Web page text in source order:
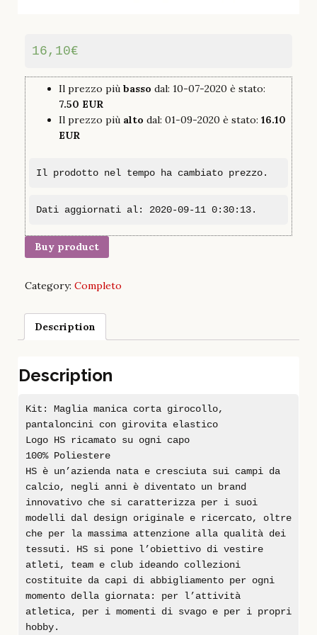
16,10€
Il prezzo più basso dal: 10-07-2020 è stato:
7.50 EUR
Il prezzo più alto dal: 01-09-2020 è stato: 16.10
EUR
Il prodotto nel tempo ha cambiato prezzo.
Dati aggiornati al: 2020-09-11 0:30:13.
Buy product
Category: Completo
Description
Description
Kit: Maglia manica corta girocollo,
pantaloncini con girovita elastico
Logo HS ricamato su ogni capo
100% Poliestere
HS è un’azienda nata e cresciuta sui campi da
calcio, negli anni è diventato un brand
innovativo che si caratterizza per i suoi
modelli dal design originale e ricercato, oltre
che per la massima attenzione alla qualità dei
tessuti. HS si pone l’obiettivo di vestire
atleti, team e club ideando collezioni
costituite da capi di abbigliamento per ogni
momento della giornata: per l’attività
atletica, per i momenti di svago e per i propri
hobby.